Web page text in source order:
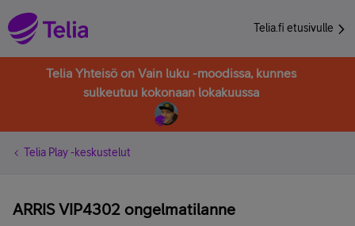
Telia.fi etusivulle
Telia Yhteisö on Vain luku -moodissa, kunnes
sulkeutuu kokonaan lokakuussa
Telia Play -keskustelut
ARRIS VIP4302 ongelmatilanne